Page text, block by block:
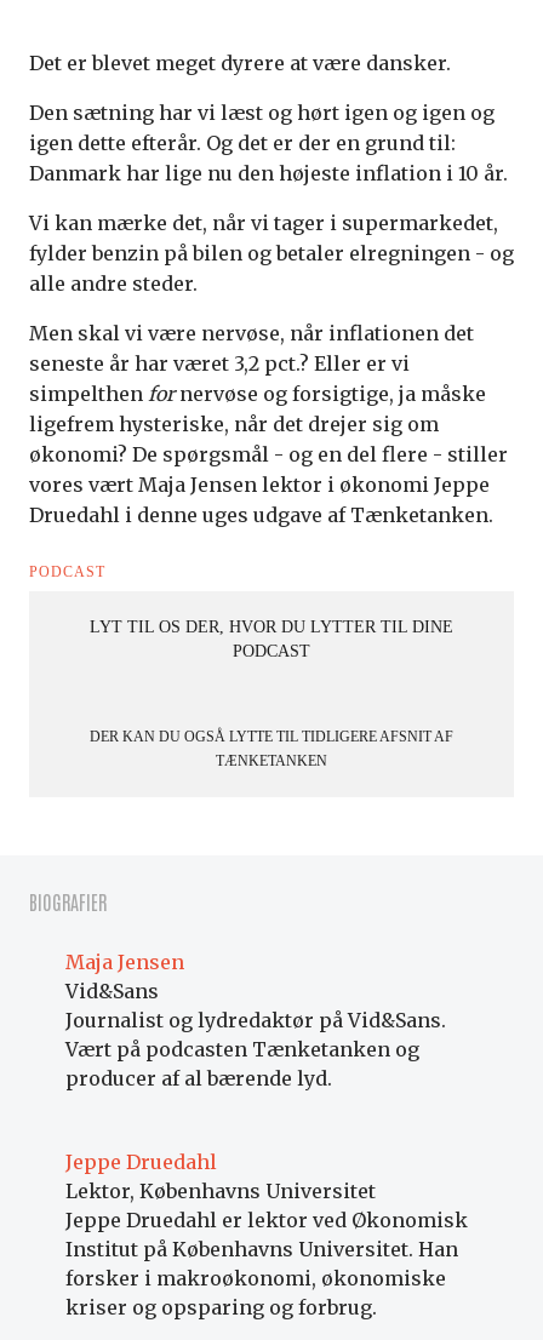
Det er blevet meget dyrere at være dansker.
Den sætning har vi læst og hørt igen og igen og
igen dette efterår. Og det er der en grund til:
Danmark har lige nu den højeste inflation i 10 år.
Vi kan mærke det, når vi tager i supermarkedet,
fylder benzin på bilen og betaler elregningen - og
alle andre steder.
Men skal vi være nervøse, når inflationen det
seneste år har været 3,2 pct.? Eller er vi
simpelthen fornervøse og forsigtige, ja måske
ligefrem hysteriske, når det drejer sig om
økonomi? De spørgsmål - og en del flere - stiller
vores vært Maja Jensen lektor i økonomi Jeppe
Druedahl i denne uges udgave af Tænketanken.
PODCAST
LYT TIL OS DER, HVOR DU LYTTER TIL DINE
PODCAST
DER KAN DU OGSÅ LYTTE TIL TIDLIGERE AFSNIT AF
TÆNKETANKEN
BIOGRAFIER
Maja Jensen
Vid&Sans
Journalist og lydredaktør på Vid&Sans.
Vært på podcasten Tænketanken og
producer af al bærende lyd.
Jeppe Druedahl
Lektor, Københavns Universitet
Jeppe Druedahl er lektor ved Økonomisk
Institut på Københavns Universitet. Han
forsker i makroøkonomi, økonomiske
kriser og opsparing og forbrug.